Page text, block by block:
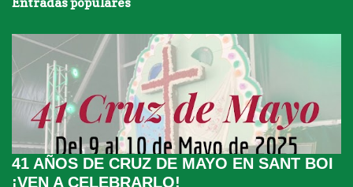
41 AÑOS DE CRUZ DE MAYO EN SANT BOI
¡VEN A CELEBRARLO!